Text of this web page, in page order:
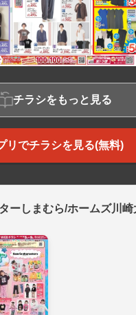
チラシをもっと見る
リでチラシを見る(無料)
ーしまむら/ホームズ川崎